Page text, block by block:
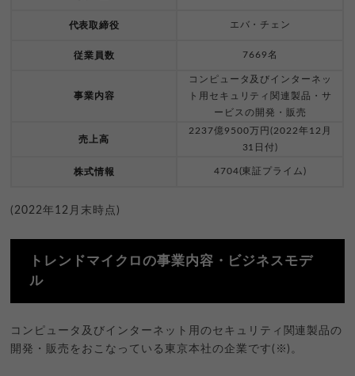
代表取締役 エバ・チェン
従業員数 7669名
事業内容
コンピュータ及びインターネッ
ト用セキュリティ関連製品・サ
ービスの開発・販売
売上高
2237億9500万円(2022年12月
31日付)
株式情報 4704(東証プライム)
(2022年12月末時点)
トレンドマイクロの事業内容・ビジネスモデ
ル
コンピュータ及びインターネット用のセキュリティ関連製品の
開発・販売をおこなっている東京本社の企業です(※)。